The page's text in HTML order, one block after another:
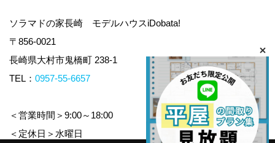
ソラマドの家長崎 モデルハウスiDobata!
〒856-0021
長崎県大村市鬼橋町 238-1
TEL： 0957-55-6657
＜営業時間＞9:00～18:00
＜定休日＞水曜日